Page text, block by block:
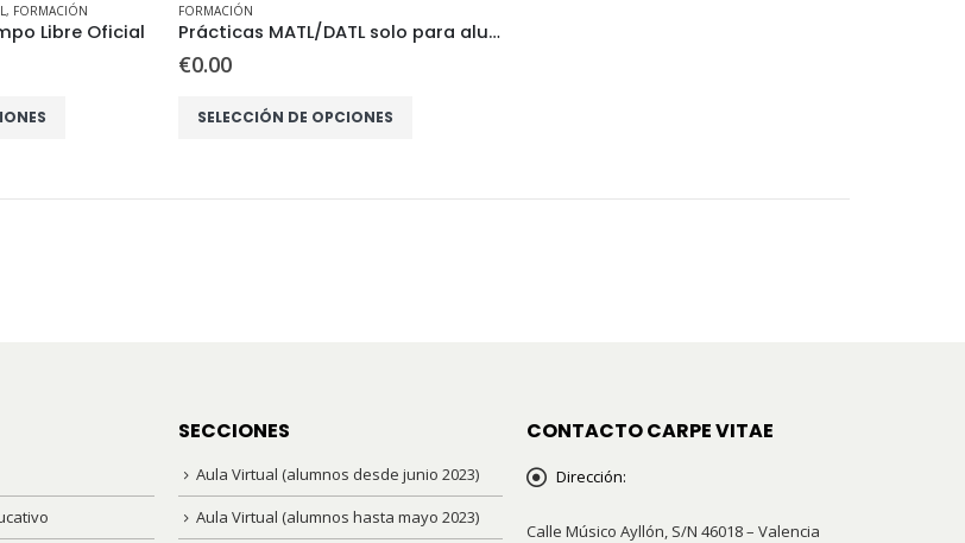
, FORMACIÓN
Libre Oficial
FORMACIÓN
Prácticas MATL/DATL solo para alumnos de nuestra Escuela
€0.00
SELECCIÓN DE OPCIONES
Este
múltiples
la
de
producto
SECCIONES
Aula Virtual (alumnos desde junio 2023)
Aula Virtual (alumnos hasta mayo 2023)
CONTACTO CARPE VITAE
Dirección:
Calle Músico Ayllón, S/N 46018 – Valencia